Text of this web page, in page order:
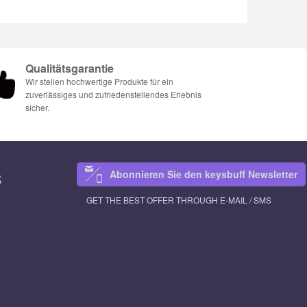
Qualitätsgarantie
Wir stellen hochwertige Produkte für ein
zuverlässiges und zufriedenstellendes Erlebnis
sicher.
Abonnieren Sie den keysbuff Newsletter
GET THE BEST OFFER THROUGH E-MAIL / SMS